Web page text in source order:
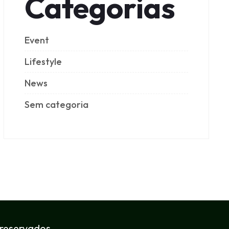
Categorias
Event
Lifestyle
News
Sem categoria